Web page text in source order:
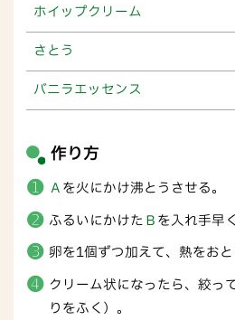
ホイップクリーム
さとう
バニラエッセンス
作り方
Ａを火にかけ沸とうさせる。
ふるいにかけたＢを入れ手早
卵を1個ずつ加えて、熱をおと
クリーム状になったら、絞っ
りをふく）。